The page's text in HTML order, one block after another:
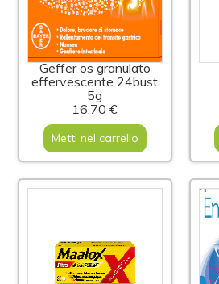
Geffer os granulato
effervescente 24bust
5g
16,70 €
Metti nel carrello